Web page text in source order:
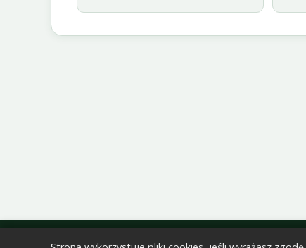
© 2026 Samodzielny Publiczny Zakład Opieki